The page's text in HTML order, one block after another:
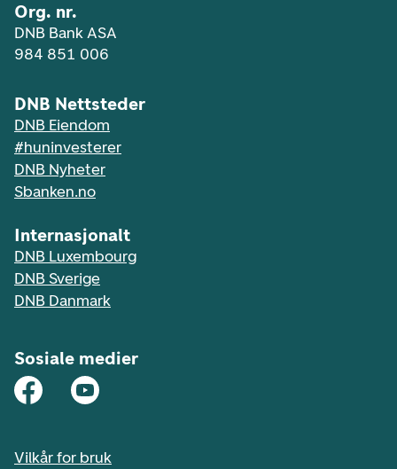
Org. nr.
DNB Bank ASA
984 851 006
DNB Nettsteder
DNB Eiendom
#huninvesterer
DNB Nyheter
Sbanken.no
Internasjonalt
DNB Luxembourg
DNB Sverige
DNB Danmark
Sosiale medier
Vilkår for bruk